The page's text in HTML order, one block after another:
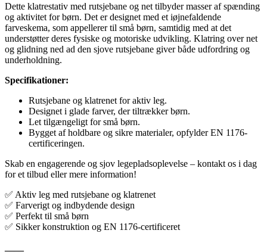
Dette klatrestativ med rutsjebane og net tilbyder masser af spænding
og aktivitet for børn. Det er designet med et iøjnefaldende
farveskema, som appellerer til små børn, samtidig med at det
understøtter deres fysiske og motoriske udvikling. Klatring over net
og glidning ned ad den sjove rutsjebane giver både udfordring og
underholdning.
Specifikationer:
Rutsjebane og klatrenet for aktiv leg.
Designet i glade farver, der tiltrækker børn.
Let tilgængeligt for små børn.
Bygget af holdbare og sikre materialer, opfylder EN 1176-
certificeringen.
Skab en engagerende og sjov legepladsoplevelse – kontakt os i dag
for et tilbud eller mere information!
✅ Aktiv leg med rutsjebane og klatrenet
✅ Farverigt og indbydende design
✅ Perfekt til små børn
✅ Sikker konstruktion og EN 1176-certificeret